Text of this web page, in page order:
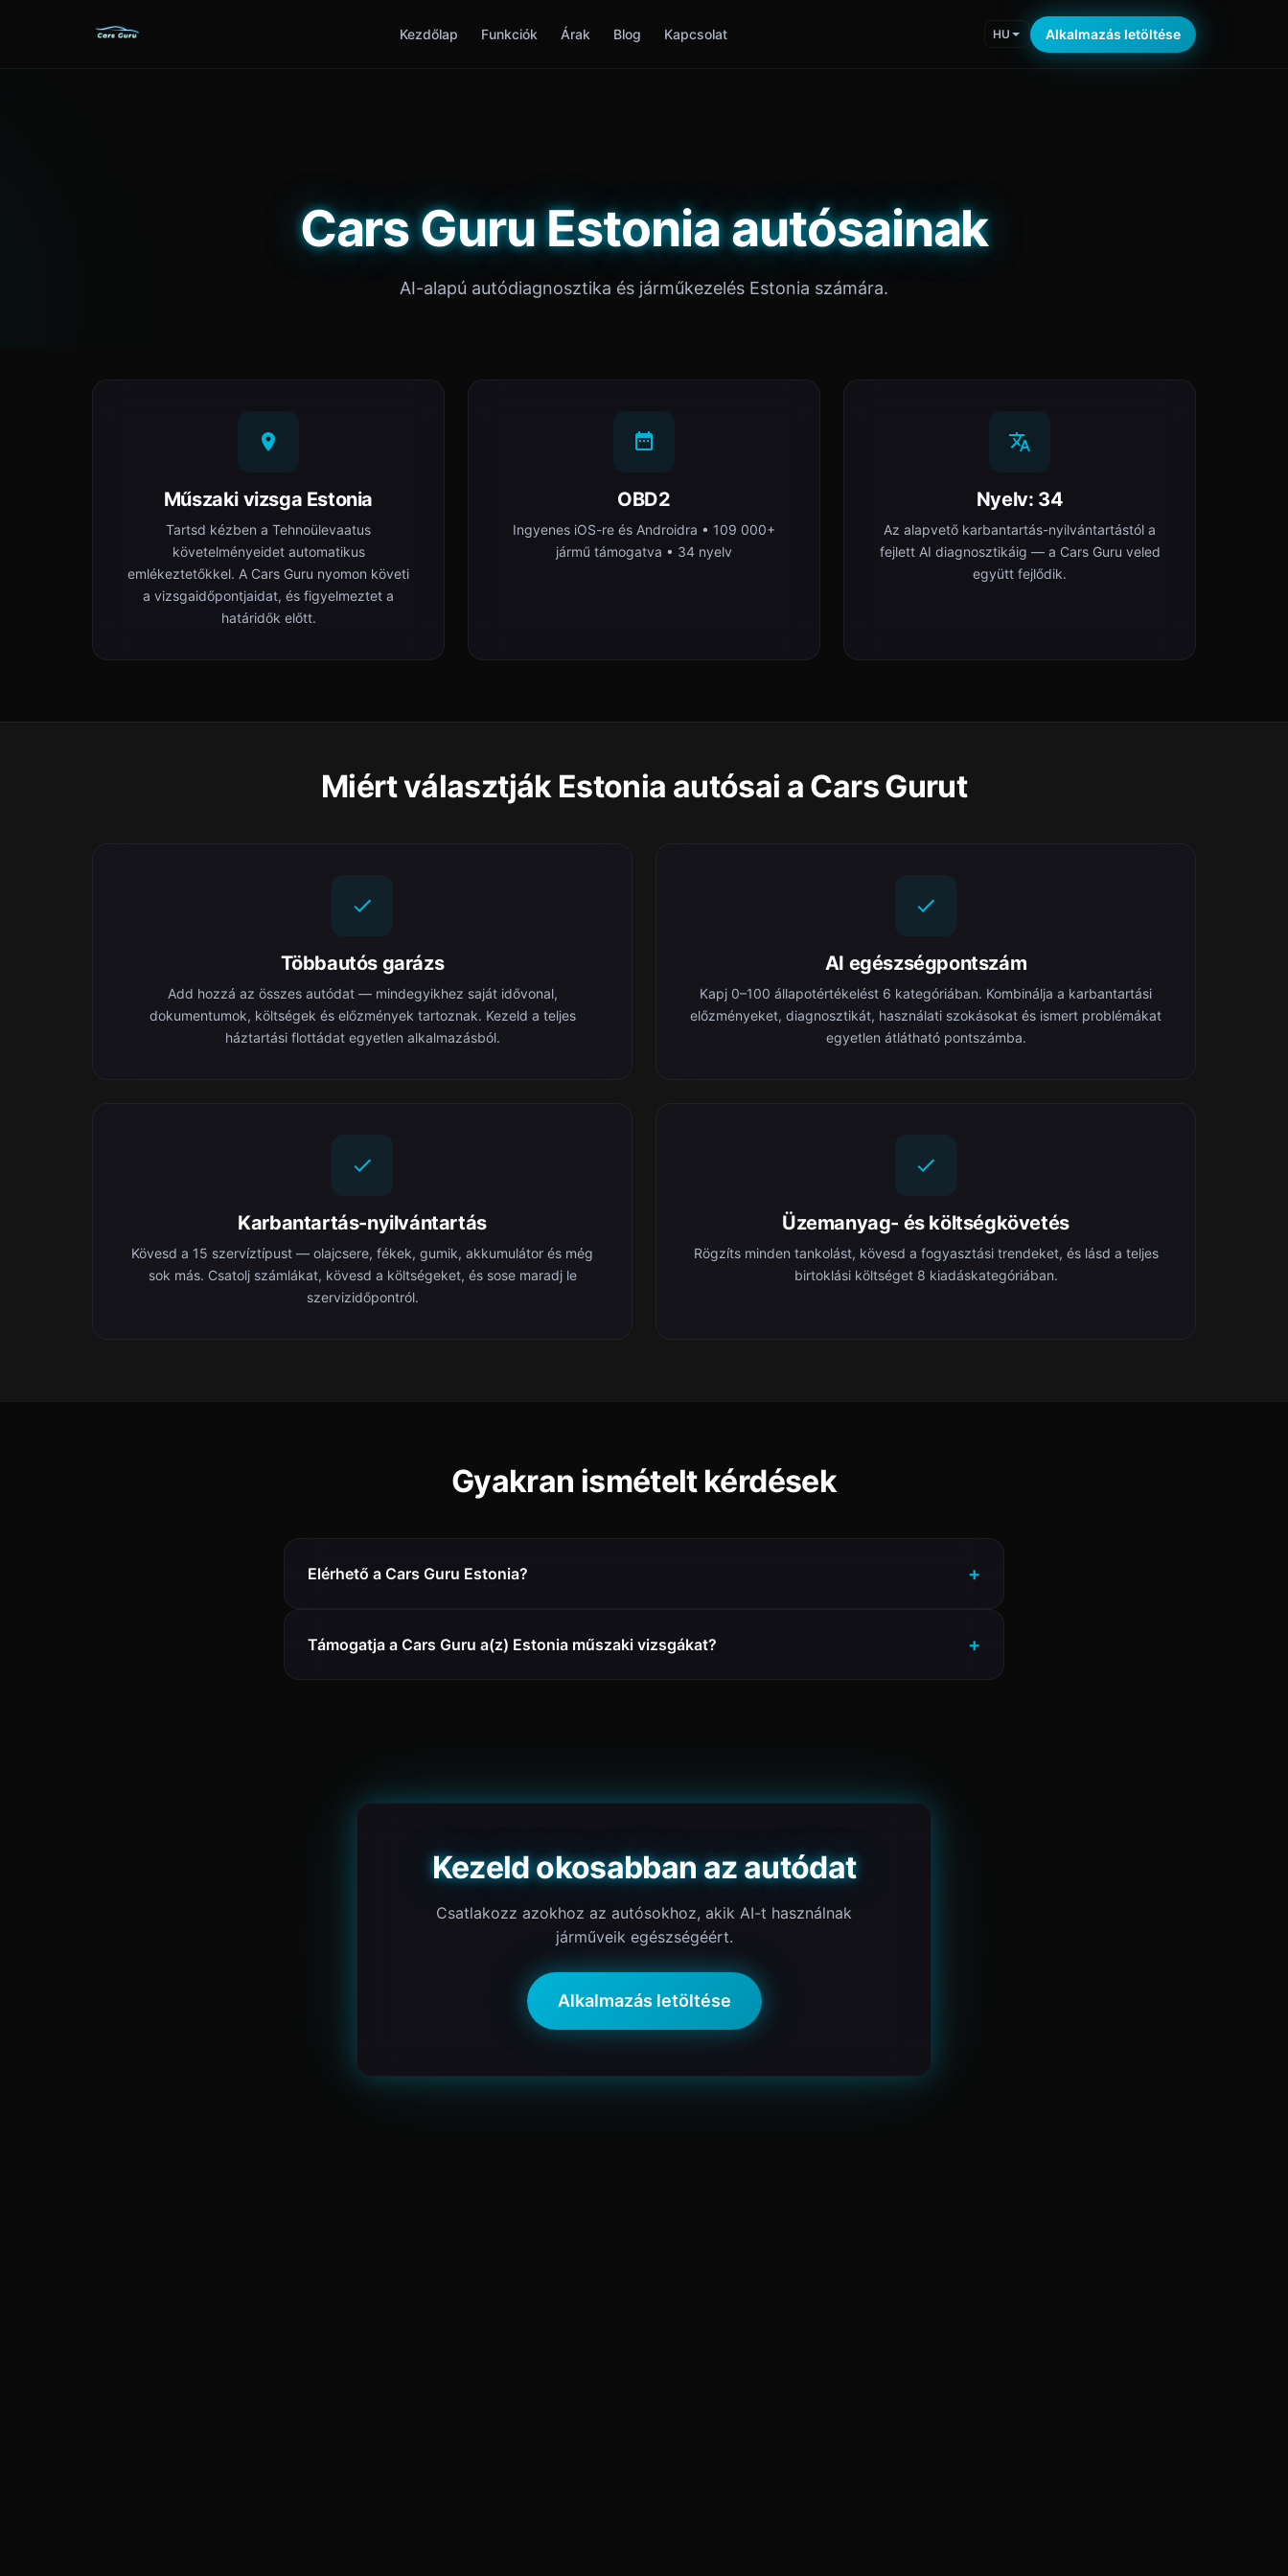
Kezdőlap Funkciók Árak Blog Kapcsolat HU Alkalmazás letöltése
Cars Guru Estonia autósainak
AI-alapú autódiagnosztika és járműkezelés Estonia számára.
Műszaki vizsga Estonia
Tartsd kézben a Tehnoülevaatus
követelményeidet automatikus
emlékeztetőkkel. A Cars Guru nyomon követi
a vizsgaidőpontjaidat, és figyelmeztet a
határidők előtt.
OBD2
Ingyenes iOS-re és Androidra • 109 000+
jármű támogatva • 34 nyelv
Nyelv: 34
Az alapvető karbantartás-nyilvántartástól a
fejlett AI diagnosztikáig — a Cars Guru veled
együtt fejlődik.
Miért választják Estonia autósai a Cars Gurut
Többautós garázs
Add hozzá az összes autódat — mindegyikhez saját idővonal,
dokumentumok, költségek és előzmények tartoznak. Kezeld a teljes
háztartási flottádat egyetlen alkalmazásból.
AI egészségpontszám
Kapj 0–100 állapotértékelést 6 kategóriában. Kombinálja a karbantartási
előzményeket, diagnosztikát, használati szokásokat és ismert problémákat
egyetlen átlátható pontszámba.
Karbantartás-nyilvántartás
Kövesd a 15 szervíztípust — olajcsere, fékek, gumik, akkumulátor és még
sok más. Csatolj számlákat, kövesd a költségeket, és sose maradj le
szervizidőpontról.
Üzemanyag- és költségkövetés
Rögzíts minden tankolást, kövesd a fogyasztási trendeket, és lásd a teljes
birtoklási költséget 8 kiadáskategóriában.
Gyakran ismételt kérdések
Elérhető a Cars Guru Estonia?
Támogatja a Cars Guru a(z) Estonia műszaki vizsgákat?
Kezeld okosabban az autódat
Csatlakozz azokhoz az autósokhoz, akik AI-t használnak
járműveik egészségéért.
Alkalmazás letöltése